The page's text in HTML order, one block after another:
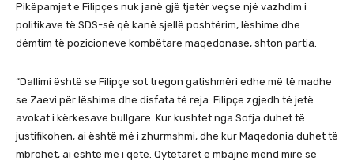
Pikëpamjet e Filipçes nuk janë gjë tjetër veçse një vazhdim i
politikave të SDS-së që kanë sjellë poshtërim, lëshime dhe
dëmtim të pozicioneve kombëtare maqedonase, shton partia.
“Dallimi është se Filipçe sot tregon gatishmëri edhe më të madhe
se Zaevi për lëshime dhe disfata të reja. Filipçe zgjedh të jetë
avokat i kërkesave bullgare. Kur kushtet nga Sofja duhet të
justifikohen, ai është më i zhurmshmi, dhe kur Maqedonia duhet të
mbrohet, ai është më i qetë. Qytetarët e mbajnë mend mirë se